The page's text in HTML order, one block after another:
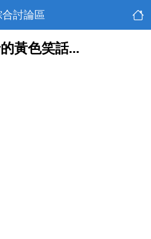
合討論區
黃色笑話...